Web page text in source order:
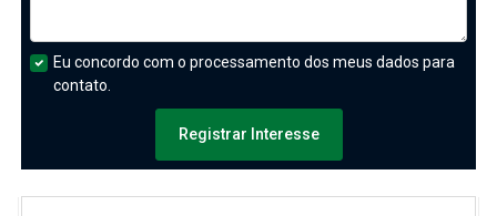
Eu concordo com o processamento dos meus dados para
contato.
Registrar Interesse